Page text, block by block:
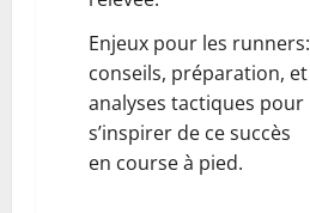
Enjeux pour les runners:
conseils, préparation, et
analyses tactiques pour
s’inspirer de ce succès
en course à pied.